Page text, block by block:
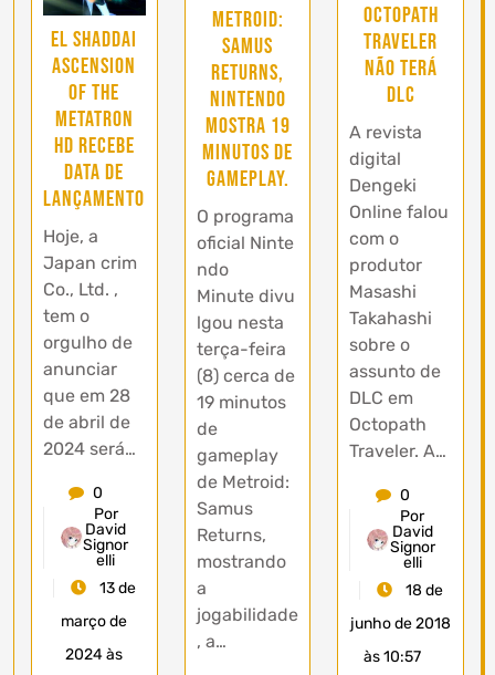
El Shaddai
ASCENSION
OF THE
METATRON
HD recebe
data de
lançamento
Hoje, a
Japan crim
Co., Ltd. ,
tem o
orgulho de
anunciar
que em 28
de abril de
2024 será…
0
Por
David
Signor
elli
13 de
março de
2024 às
Metroid:
Samus
Returns,
Nintendo
mostra 19
minutos de
gameplay.
O programa
oficial Ninte
ndo
Minute divu
lgou nesta
terça-feira
(8) cerca de
19 minutos
de
gameplay
de Metroid:
Samus
Returns,
mostrando
a
jogabilidade
, a…
Octopath
Traveler
não terá
DLC
A revista
digital
Dengeki
Online falou
com o
produtor
Masashi
Takahashi
sobre o
assunto de
DLC em
Octopath
Traveler. A…
0
Por
David
Signor
elli
18 de
junho de 2018
às 10:57